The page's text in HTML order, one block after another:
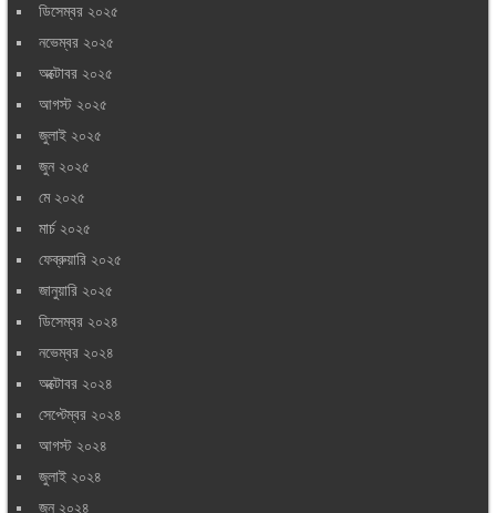
ডিসেম্বর ২০২৫
নভেম্বর ২০২৫
অক্টোবর ২০২৫
আগস্ট ২০২৫
জুলাই ২০২৫
জুন ২০২৫
মে ২০২৫
মার্চ ২০২৫
ফেব্রুয়ারি ২০২৫
জানুয়ারি ২০২৫
ডিসেম্বর ২০২৪
নভেম্বর ২০২৪
অক্টোবর ২০২৪
সেপ্টেম্বর ২০২৪
আগস্ট ২০২৪
জুলাই ২০২৪
জুন ২০২৪